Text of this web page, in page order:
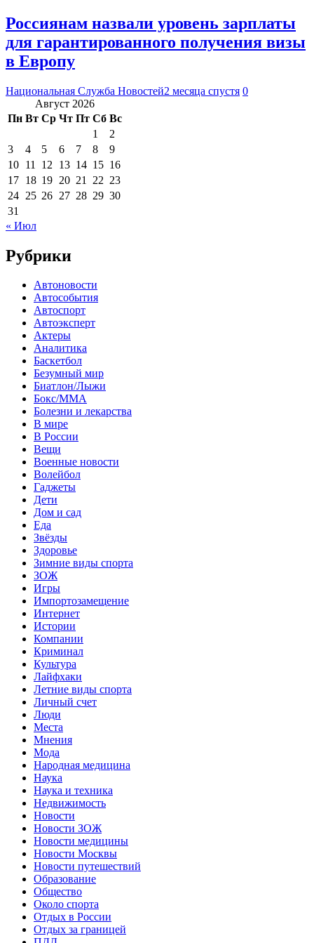
Россиянам назвали уровень зарплаты
для гарантированного получения визы
в Европу
Национальная Служба Новостей2 месяца спустя 0
Август 2026
Пн Вт Ср Чт Пт Сб Вс
1
2
3
4 5 6 7 8
9
10 11 12 13 14 15 16
17 18 19 20 21 22 23
24 25 26 27 28 29 30
31
« Июл
Рубрики
Автоновости
Автособытия
Автоспорт
Автоэксперт
Актеры
Аналитика
Баскетбол
Безумный мир
Биатлон/Лыжи
Бокс/MMA
Болезни и лекарства
В мире
В России
Вещи
Военные новости
Волейбол
Гаджеты
Дети
Дом и сад
Еда
Звёзды
Здоровье
Зимние виды спорта
ЗОЖ
Игры
Импортозамещение
Интернет
Истории
Компании
Криминал
Культура
Лайфхаки
Летние виды спорта
Личный счет
Люди
Места
Мнения
Мода
Народная медицина
Наука
Наука и техника
Недвижимость
Новости
Новости ЗОЖ
Новости медицины
Новости Москвы
Новости путешествий
Образование
Общество
Около спорта
Отдых в России
Отдых за границей